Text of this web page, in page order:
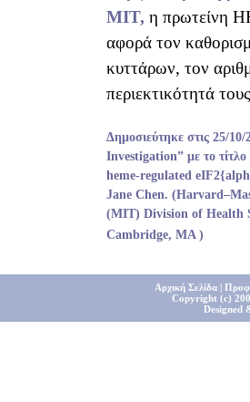
MIT, η πρωτείνη
αφορά τον
κυττάρων, τον
περιεκτικότητά
Δημοσιεύτηκε στις 25/
Investigation” με το
heme-regulated
Jane Chen.
(MIT) Division of Health
Cambridge, MA )
Αρχική Σελίδα|
Copyright (c)
Designed